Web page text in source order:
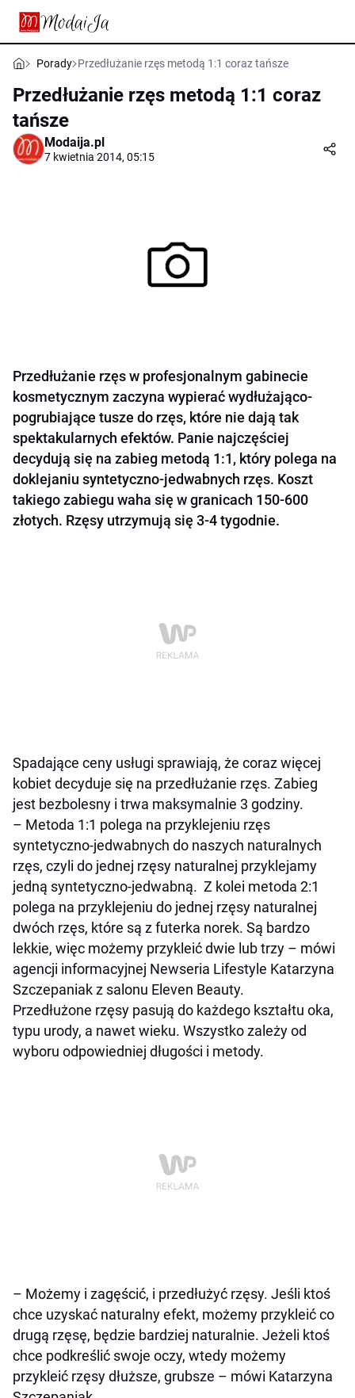
Porady Przedłużanie rzęs metodą 1:1 coraz tańsze
Przedłużanie rzęs metodą 1:1 coraz
tańsze
Modaija.pl
7 kwietnia 2014, 05:15
Przedłużanie rzęs w profesjonalnym gabinecie
kosmetycznym zaczyna wypierać wydłużająco-
pogrubiające tusze do rzęs, które nie dają tak
spektakularnych efektów. Panie najczęściej
decydują się na zabieg metodą 1:1, który polega na
doklejaniu syntetyczno-jedwabnych rzęs. Koszt
takiego zabiegu waha się w granicach 150-600
złotych. Rzęsy utrzymują się 3-4 tygodnie.
Spadające ceny usługi sprawiają, że coraz więcej
kobiet decyduje się na przedłużanie rzęs. Zabieg
jest bezbolesny i trwa maksymalnie 3 godziny.
– Metoda 1:1 polega na przyklejeniu rzęs
syntetyczno-jedwabnych do naszych naturalnych
rzęs, czyli do jednej rzęsy naturalnej przyklejamy
jedną syntetyczno-jedwabną. Z kolei metoda 2:1
polega na przyklejeniu do jednej rzęsy naturalnej
dwóch rzęs, które są z futerka norek. Są bardzo
lekkie, więc możemy przykleić dwie lub trzy – mówi
agencji informacyjnej Newseria Lifestyle Katarzyna
Szczepaniak z salonu Eleven Beauty.
Przedłużone rzęsy pasują do każdego kształtu oka,
typu urody, a nawet wieku. Wszystko zależy od
wyboru odpowiedniej długości i metody.
– Możemy i zagęścić, i przedłużyć rzęsy. Jeśli ktoś
chce uzyskać naturalny efekt, możemy przykleić co
drugą rzęsę, będzie bardziej naturalnie. Jeżeli ktoś
chce podkreślić swoje oczy, wtedy możemy
przykleić rzęsy dłuższe, grubsze – mówi Katarzyna